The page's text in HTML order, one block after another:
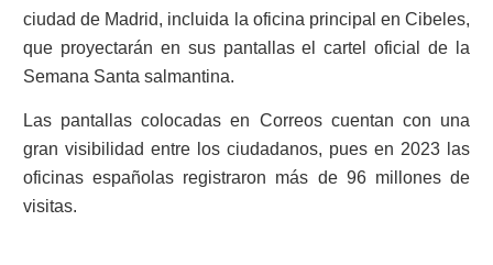
ciudad de Madrid, incluida la oficina principal en Cibeles,
que proyectarán en sus pantallas el cartel oficial de la
Semana Santa salmantina.
Las pantallas colocadas en Correos cuentan con una
gran visibilidad entre los ciudadanos, pues en 2023 las
oficinas españolas registraron más de 96 millones de
visitas.